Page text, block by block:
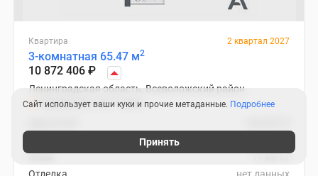
Квартира 2 квартал 2027
3-комнатная 65.47 м2
10 872 406 ₽
Ленинградская область, Всеволожский район
Ладожская
17 мин.
11 из 12
Этаж
Сайт использует ваши куки и прочие метаданные. Подробнее
Принять